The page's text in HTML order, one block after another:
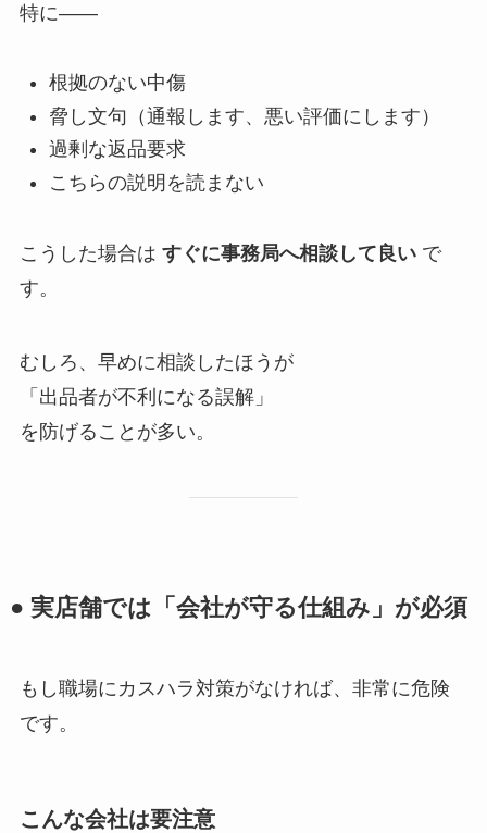
特に——
根拠のない中傷
脅し文句（通報します、悪い評価にします）
過剰な返品要求
こちらの説明を読まない
こうした場合は すぐに事務局へ相談して良いで
す。
むしろ、早めに相談したほうが
「出品者が不利になる誤解」
を防げることが多い。
● 実店舗では「会社が守る仕組み」が必須
もし職場にカスハラ対策がなければ、非常に危険
です。
こんな会社は要注意